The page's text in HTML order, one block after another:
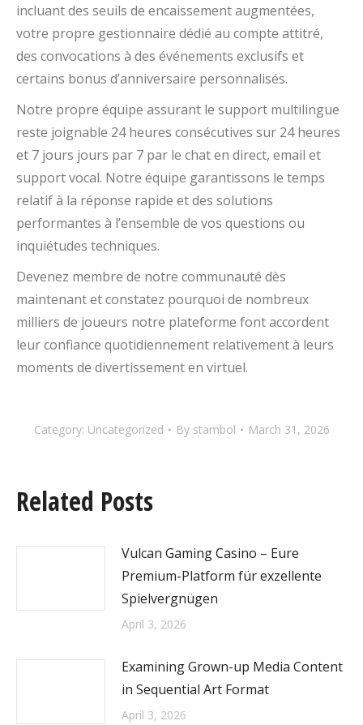
incluant des seuils de encaissement augmentées,
votre propre gestionnaire dédié au compte attitré,
des convocations à des événements exclusifs et
certains bonus d’anniversaire personnalisés.
Notre propre équipe assurant le support multilingue
reste joignable 24 heures consécutives sur 24 heures
et 7 jours jours par 7 par le chat en direct, email et
support vocal. Notre équipe garantissons le temps
relatif à la réponse rapide et des solutions
performantes à l’ensemble de vos questions ou
inquiétudes techniques.
Devenez membre de notre communauté dès
maintenant et constatez pourquoi de nombreux
milliers de joueurs notre plateforme font accordent
leur confiance quotidiennement relativement à leurs
moments de divertissement en virtuel.
Category: Uncategorized By stambol March 31, 2026
Related Posts
Vulcan Gaming Casino – Eure
Premium-Platform für exzellente
Spielvergnügen
April 3, 2026
Examining Grown-up Media Content
in Sequential Art Format
April 3, 2026